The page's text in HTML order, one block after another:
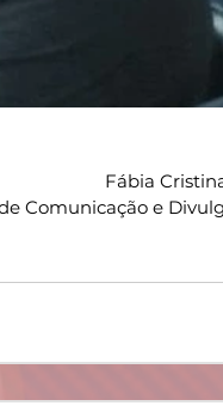
Fábia
Comunicação e